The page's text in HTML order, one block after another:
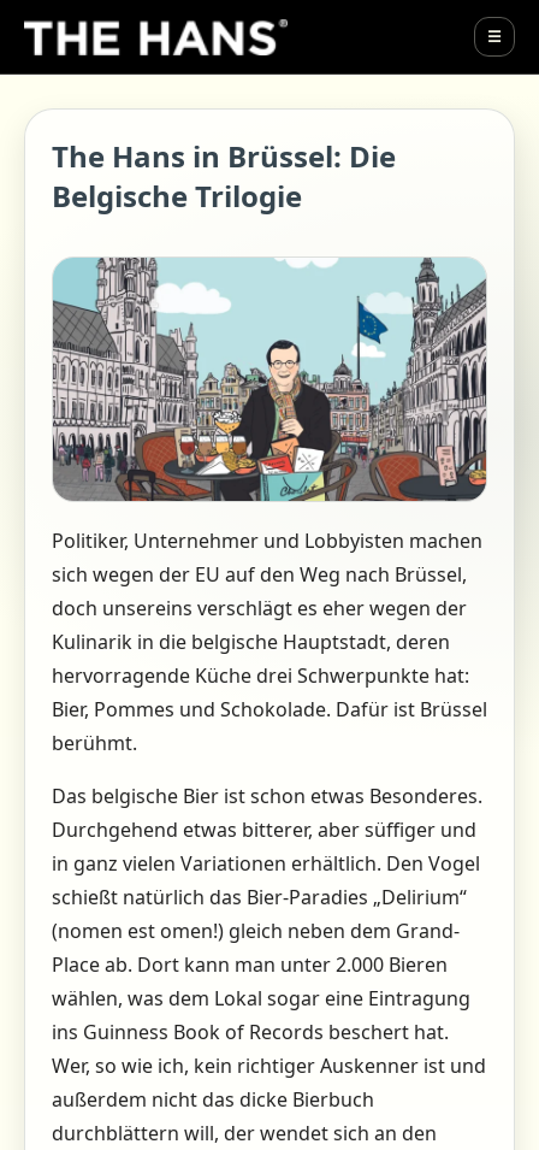
☰
The Hans in Brüssel: Die
Belgische Trilogie
Politiker, Unternehmer und Lobbyisten machen
sich wegen der EU auf den Weg nach Brüssel,
doch unsereins verschlägt es eher wegen der
Kulinarik in die belgische Hauptstadt, deren
hervorragende Küche drei Schwerpunkte hat:
Bier, Pommes und Schokolade. Dafür ist Brüssel
berühmt.
Das belgische Bier ist schon etwas Besonderes.
Durchgehend etwas bitterer, aber süffiger und
in ganz vielen Variationen erhältlich. Den Vogel
schießt natürlich das Bier-Paradies „Delirium“
(nomen est omen!) gleich neben dem Grand-
Place ab. Dort kann man unter 2.000 Bieren
wählen, was dem Lokal sogar eine Eintragung
ins Guinness Book of Records beschert hat.
Wer, so wie ich, kein richtiger Auskenner ist und
außerdem nicht das dicke Bierbuch
durchblättern will, der wendet sich an den